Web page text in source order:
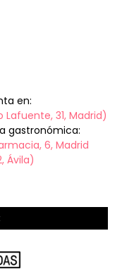
en:
31, Madrid)
gastronómica:
6, Madrid
Ávila)